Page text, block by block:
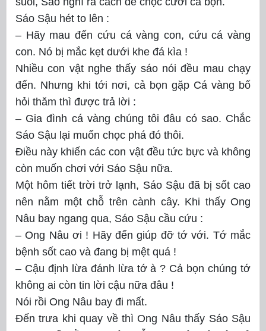
Sáo Sậu hét to lên :
– Hãy mau đến cứu cá vàng con, cứu cá vàng
con. Nó bị mắc kẹt dưới khe đá kìa !
Nhiều con vật nghe thấy sáo nói đều mau chạy
đến. Nhưng khi tới nơi, cả bọn gặp Cá vàng bố
hỏi thăm thì được trả lời :
– Gia đình cá vàng chúng tôi đâu có sao. Chắc
Sáo Sậu lại muốn chọc phá đó thôi.
Điều này khiến các con vật đều tức bực và không
còn muốn chơi với Sáo Sậu nữa.
Một hôm tiết trời trở lạnh, Sáo Sậu đã bị sốt cao
nên nằm một chỗ trên cành cây. Khi thấy Ong
Nâu bay ngang qua, Sáo Sậu cầu cứu :
– Ong Nâu ơi ! Hãy đến giúp đỡ tớ với. Tớ mắc
bệnh sốt cao và đang bị mệt quá !
– Cậu định lừa đánh lừa tớ à ? Cả bọn chúng tớ
không ai còn tin lời cậu nữa đâu !
Nói rồi Ong Nâu bay đi mất.
Đến trưa khi quay về thì Ong Nâu thấy Sáo Sậu